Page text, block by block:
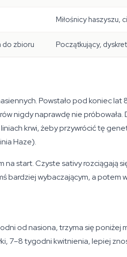
Miłośnicy haszyszu,
do zbioru Początkujący,
Powstało pod koniec lat
nigdy naprawdę nie próbowała.
krwi, żeby przywrócić tę
Haze).
na start. Czyste sativy rozciągają
bardziej wybaczającym, a potem
od nasiona, trzyma się poniżej
7–8 tygodni kwitnienia, lepiej